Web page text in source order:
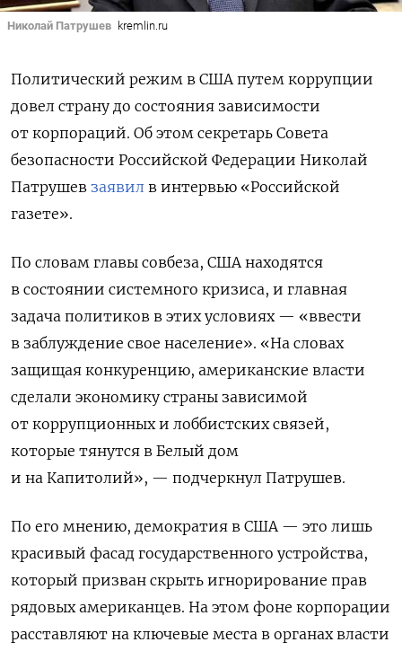
Николай Патрушев kremlin.ru
Политический режим в США путем коррупции
довел страну до состояния зависимости
от корпораций. Об этом секретарь Совета
безопасности Российской Федерации Николай
Патрушев заявил в интервью «Российской
газете».
По словам главы совбеза, США находятся
в состоянии системного кризиса, и главная
задача политиков в этих условиях — «ввести
в заблуждение свое население». «На словах
защищая конкуренцию, американские власти
сделали экономику страны зависимой
от коррупционных и лоббистских связей,
которые тянутся в Белый дом
и на Капитолий», — подчеркнул Патрушев.
По его мнению, демократия в США — это лишь
красивый фасад государственного устройства,
который призван скрыть игнорирование прав
рядовых американцев. На этом фоне корпорации
расставляют на ключевые места в органах власти